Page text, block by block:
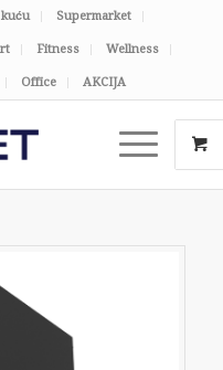
kuću Supermarket
Fitness Wellness
Office AKCIJA